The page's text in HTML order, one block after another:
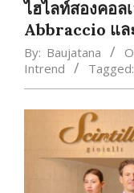
ไฮไลท์สองคอ
Abbraccio แล
By: Baujatana
Intrend
Tagged: